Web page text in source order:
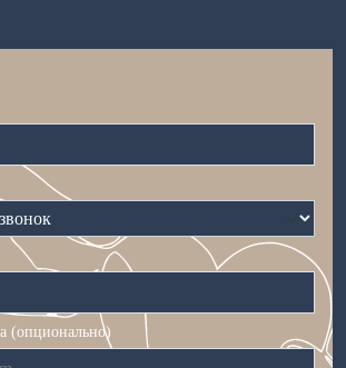
(опционально)